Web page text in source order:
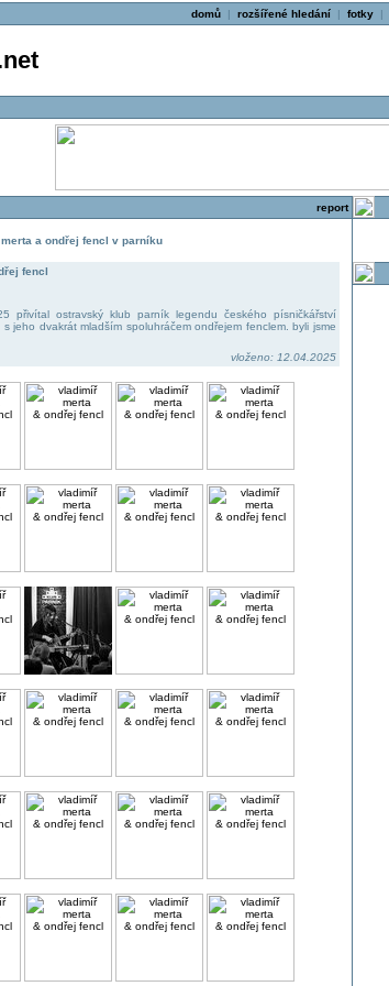
domů| rozšířené hledání| fotky|
report
a ondřej fencl v parníku
fencl
přivítal ostravský klub parník legendu českého písničkářství
s jeho dvakrát mladším spoluhráčem ondřejem fenclem. byli jsme
vloženo: 12.04.2025